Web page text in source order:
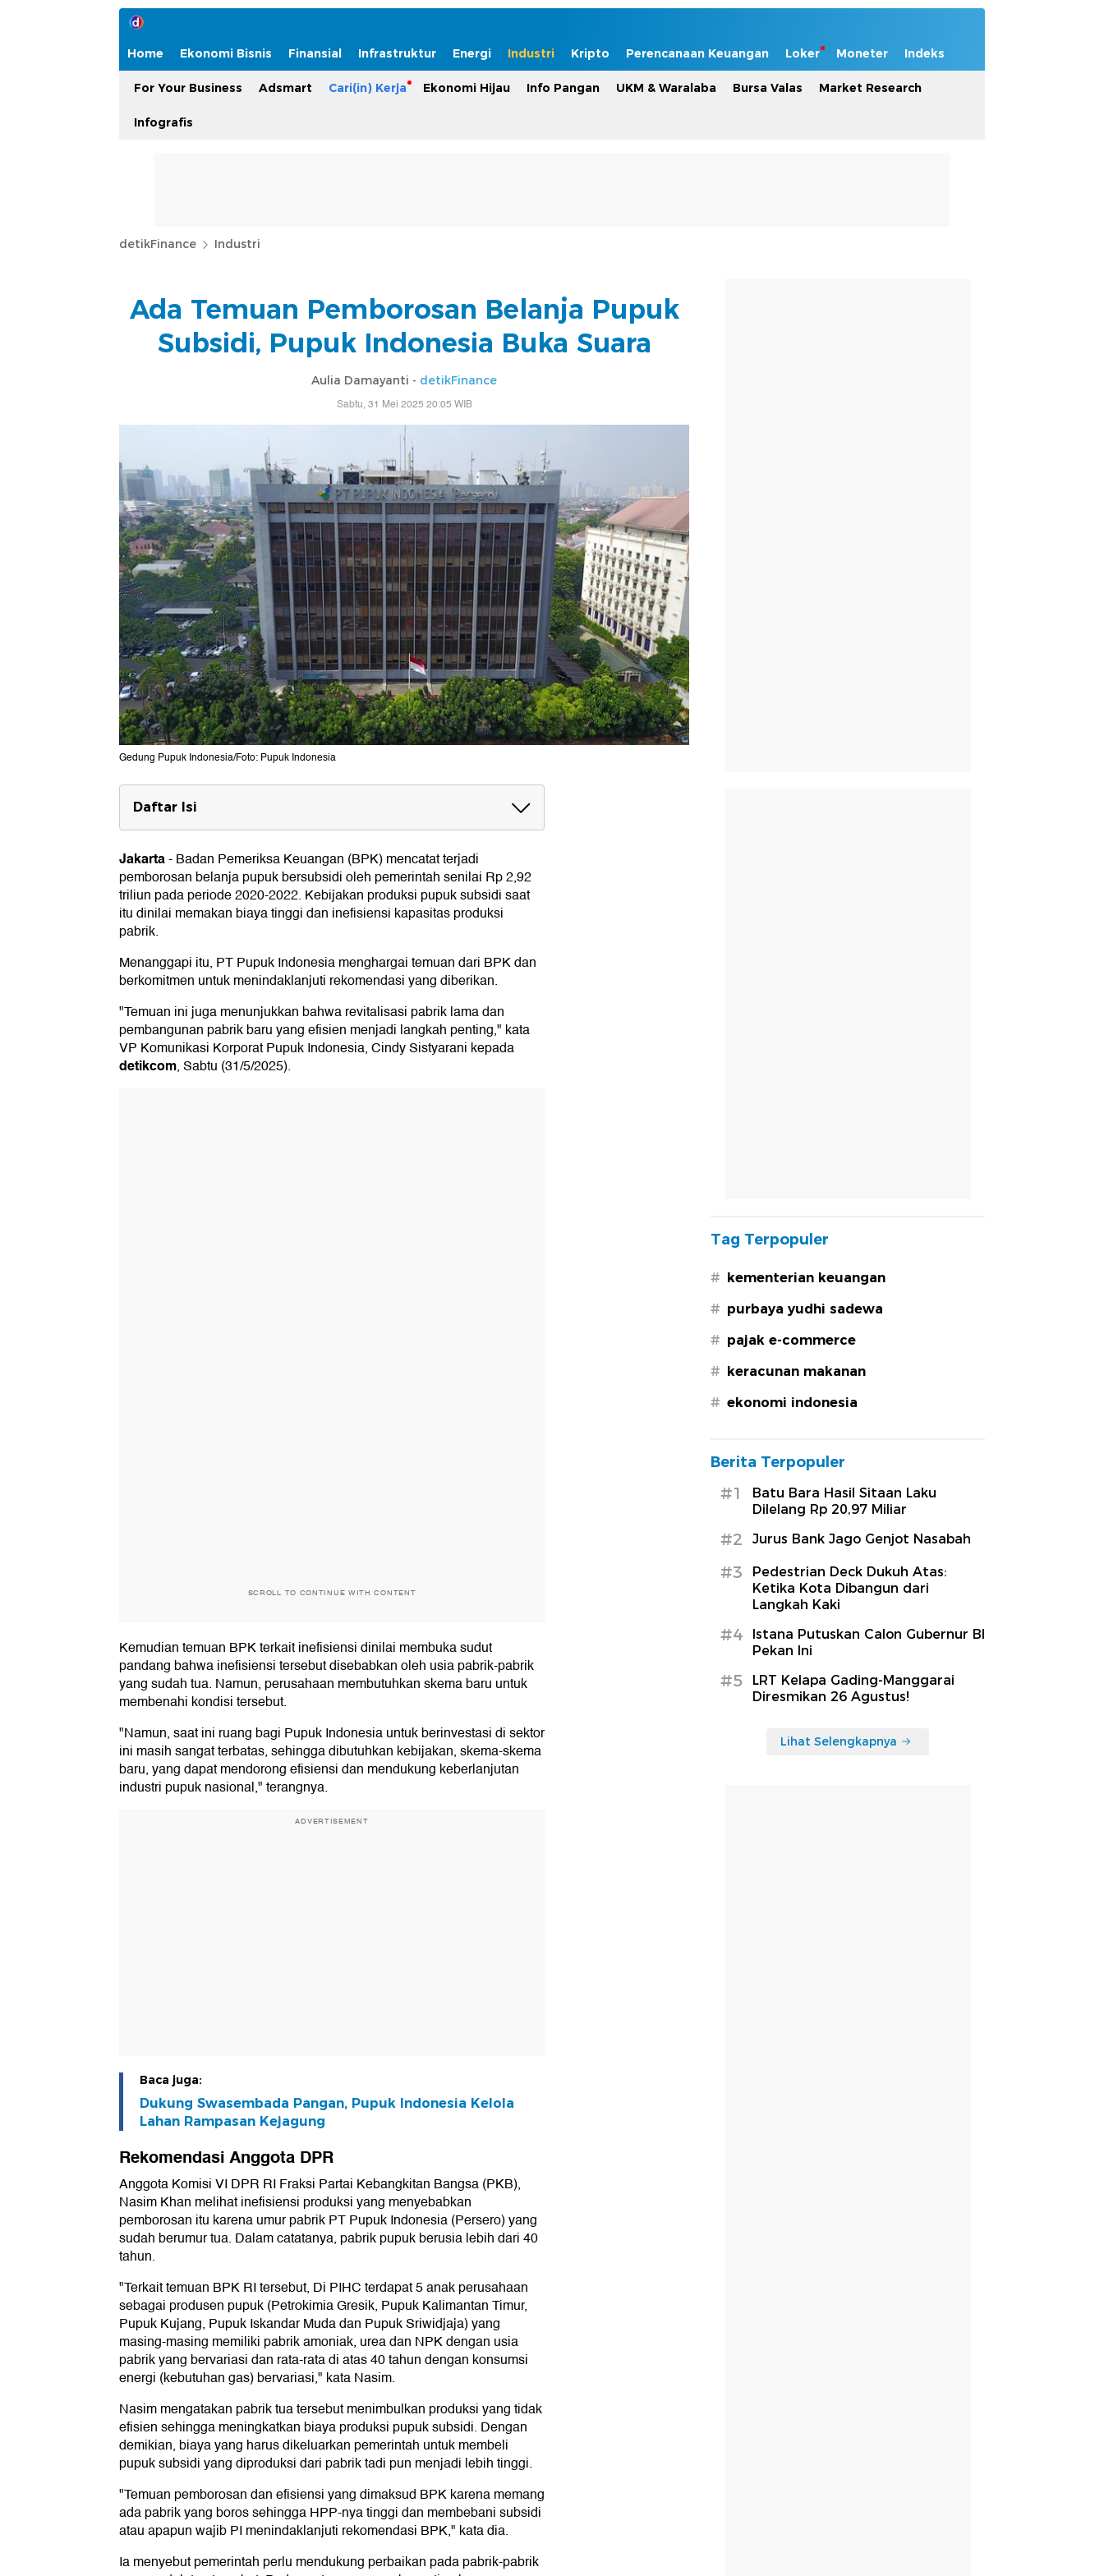
Home Ekonomi Bisnis Finansial Infrastruktur Energi Industri Kripto Perencanaan Keuangan Loker Moneter Indeks
For Your Business Adsmart Cari(in) Kerja Ekonomi Hijau Info Pangan UKM & Waralaba Bursa Valas Market Research
Infografis
detikFinance Industri
Ada Temuan Pemborosan Belanja Pupuk
Subsidi, Pupuk Indonesia Buka Suara
Aulia Damayanti - detikFinance
Sabtu, 31 Mei 2025 20:05 WIB
Gedung Pupuk Indonesia/Foto: Pupuk Indonesia
Daftar Isi
Rekomendasi Anggota DPR
Temuan BPK
Jakarta-Badan Pemeriksa Keuangan (BPK) mencatat terjadi
pemborosan belanja pupuk bersubsidi oleh pemerintah senilai Rp 2,92
triliun pada periode 2020-2022. Kebijakan produksi pupuk subsidi saat
itu dinilai memakan biaya tinggi dan inefisiensi kapasitas produksi
pabrik.
Menanggapi itu, PT Pupuk Indonesia menghargai temuan dari BPK dan
berkomitmen untuk menindaklanjuti rekomendasi yang diberikan.
"Temuan ini juga menunjukkan bahwa revitalisasi pabrik lama dan
pembangunan pabrik baru yang efisien menjadi langkah penting," kata
VP Komunikasi Korporat Pupuk Indonesia, Cindy Sistyarani kepada
detikcom, Sabtu (31/5/2025).
SCROLL TO CONTINUE WITH CONTENT
Kemudian temuan BPK terkait inefisiensi dinilai membuka sudut
pandang bahwa inefisiensi tersebut disebabkan oleh usia pabrik-pabrik
yang sudah tua. Namun, perusahaan membutuhkan skema baru untuk
membenahi kondisi tersebut.
"Namun, saat ini ruang bagi Pupuk Indonesia untuk berinvestasi di sektor
ini masih sangat terbatas, sehingga dibutuhkan kebijakan, skema-skema
baru, yang dapat mendorong efisiensi dan mendukung keberlanjutan
industri pupuk nasional," terangnya.
ADVERTISEMENT
Baca juga:
Dukung Swasembada Pangan, Pupuk Indonesia Kelola
Lahan Rampasan Kejagung
Rekomendasi Anggota DPR
Anggota Komisi VI DPR RI Fraksi Partai Kebangkitan Bangsa (PKB),
Nasim Khan melihat inefisiensi produksi yang menyebabkan
pemborosan itu karena umur pabrik PT Pupuk Indonesia (Persero) yang
sudah berumur tua. Dalam catatanya, pabrik pupuk berusia lebih dari 40
tahun.
"Terkait temuan BPK RI tersebut, Di PIHC terdapat 5 anak perusahaan
sebagai produsen pupuk (Petrokimia Gresik, Pupuk Kalimantan Timur,
Pupuk Kujang, Pupuk Iskandar Muda dan Pupuk Sriwidjaja) yang
masing-masing memiliki pabrik amoniak, urea dan NPK dengan usia
pabrik yang bervariasi dan rata-rata di atas 40 tahun dengan konsumsi
energi (kebutuhan gas) bervariasi," kata Nasim.
Nasim mengatakan pabrik tua tersebut menimbulkan produksi yang tidak
efisien sehingga meningkatkan biaya produksi pupuk subsidi. Dengan
demikian, biaya yang harus dikeluarkan pemerintah untuk membeli
pupuk subsidi yang diproduksi dari pabrik tadi pun menjadi lebih tinggi.
"Temuan pemborosan dan efisiensi yang dimaksud BPK karena memang
ada pabrik yang boros sehingga HPP-nya tinggi dan membebani subsidi
atau apapun wajib PI menindaklanjuti rekomendasi BPK," kata dia.
Ia menyebut pemerintah perlu mendukung perbaikan pada pabrik-pabrik
Tag Terpopuler
# kementerian keuangan
# purbaya yudhi sadewa
# pajak e-commerce
# keracunan makanan
# ekonomi indonesia
Berita Terpopuler
#1
Batu Bara Hasil Sitaan Laku
Dilelang Rp 20,97 Miliar
#2 Jurus Bank Jago Genjot Nasabah
#3
Pedestrian Deck Dukuh Atas:
Ketika Kota Dibangun dari
Langkah Kaki
#4
Istana Putuskan Calon Gubernur BI
Pekan Ini
#5
LRT Kelapa Gading-Manggarai
Diresmikan 26 Agustus!
Lihat Selengkapnya